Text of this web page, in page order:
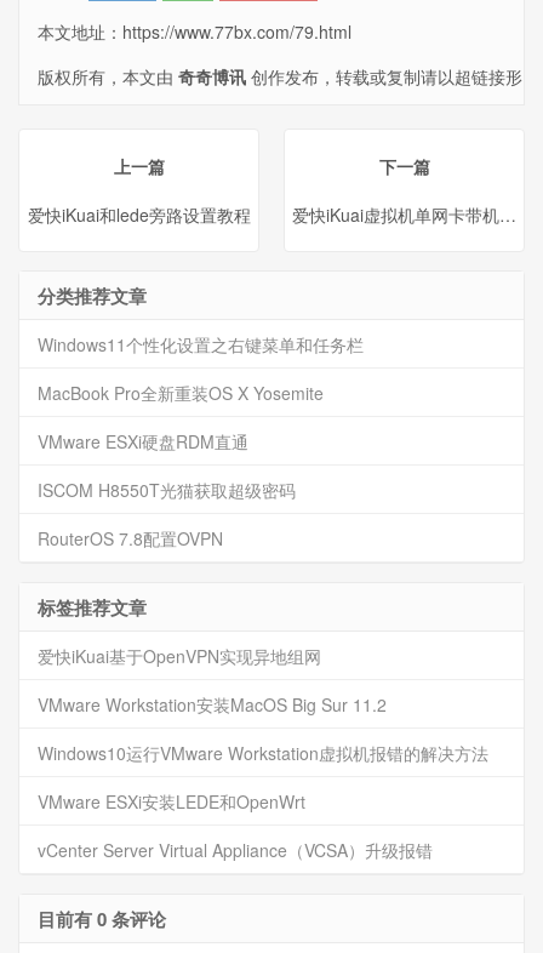
本文地址： https://www.77bx.com/79.html
版权所有，本文由 奇奇博讯 创作发布，转载或复制请以超链接形
上一篇
爱快iKuai和lede旁路设置教程
下一篇
爱快iKuai虚拟机单网卡带机上网
分类推荐文章
Windows11个性化设置之右键菜单和任务栏
MacBook Pro全新重装OS X Yosemite
VMware ESXi硬盘RDM直通
ISCOM H8550T光猫获取超级密码
RouterOS 7.8配置OVPN
标签推荐文章
爱快iKuai基于OpenVPN实现异地组网
VMware Workstation安装MacOS Big Sur 11.2
Windows10运行VMware Workstation虚拟机报错的解决方法
VMware ESXi安装LEDE和OpenWrt
vCenter Server Virtual Appliance（VCSA）升级报错
目前有 0 条评论